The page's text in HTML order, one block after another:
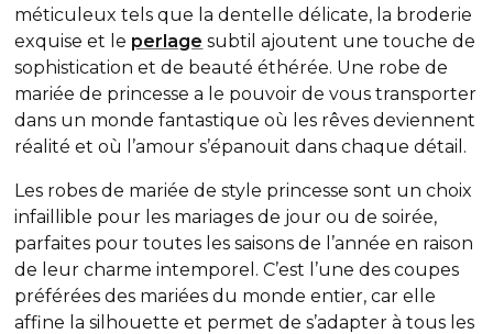
méticuleux tels que la dentelle délicate, la broderie
exquise et le perlage subtil ajoutent une touche de
sophistication et de beauté éthérée. Une robe de
mariée de princesse a le pouvoir de vous transporter
dans un monde fantastique où les rêves deviennent
réalité et où l’amour s’épanouit dans chaque détail.
Les robes de mariée de style princesse sont un choix
infaillible pour les mariages de jour ou de soirée,
parfaites pour toutes les saisons de l’année en raison
de leur charme intemporel. C’est l’une des coupes
préférées des mariées du monde entier, car elle
affine la silhouette et permet de s’adapter à tous les